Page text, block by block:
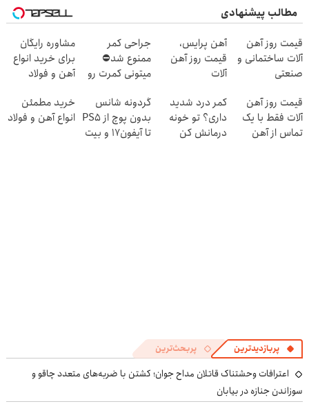
مطالب پیشنهادی
قیمت روز آهن
آلات ساختمانی و
صنعتی
آهن پرایس،
قیمت روز آهن
آلات
جراحی کمر
ممنوع شد⛔
میتونی کمرت رو
کنی! 👈🏻
پرسش‌نامه
مشاوره رایگان
برای خرید انواع
آهن و فولاد
قیمت روز آهن
آلات فقط با یک
تماس از آهن
کمر درد شدید
داری؟ تو خونه
درمانش کن
گردونه شانس
بدون پوچ از PS5
تا آیفون17 و بیت
خرید مطمئن
انواع آهن و فولاد
پربازدیدترین پربحث‌ترین
اعترافات وحشتناک قاتلان مداح جوان؛ کشتن با ضربه‌های متعدد چاقو و
سوزاندن جنازه در بیابان